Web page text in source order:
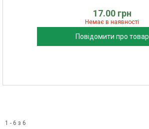
17.00 грн
Немає в наявності
Повідомити про товар
1 - 6 з 6